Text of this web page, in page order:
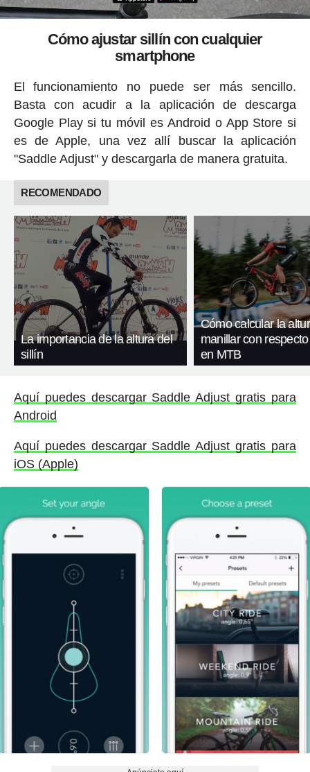
Cómo ajustar sillín con cualquier
smartphone
El funcionamiento no puede ser más sencillo.
Basta con acudir a la aplicación de descarga
Google Play si tu móvil es Android o App Store si
es de Apple, una vez allí buscar la aplicación
"Saddle Adjust" y descargarla de manera gratuita.
RECOMENDADO
La importancia de la altura del
sillín
Cómo calcular la
manillar con
en MTB
Aquí puedes descargar Saddle Adjust gratis para
Android
Aquí puedes descargar Saddle Adjust gratis para
iOS (Apple)